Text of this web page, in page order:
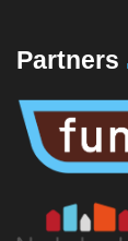
Partners